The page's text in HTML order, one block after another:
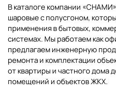
В каталоге компании «СНАМИ»
шаровые с полусгоном,
применения в бытовых,
системах. Мы работаем как
предлагаем инженерную
ремонта и комплектации
от квартиры и частного дома
помещений и объектов ЖКХ.